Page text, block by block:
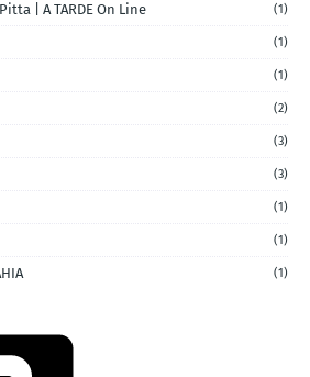
| A TARDE On Line (1)
(1)
(1)
(2)
(3)
(3)
(1)
(1)
(1)